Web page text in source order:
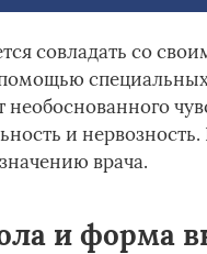
совладать со
необоснованного
и
врача.
и форма